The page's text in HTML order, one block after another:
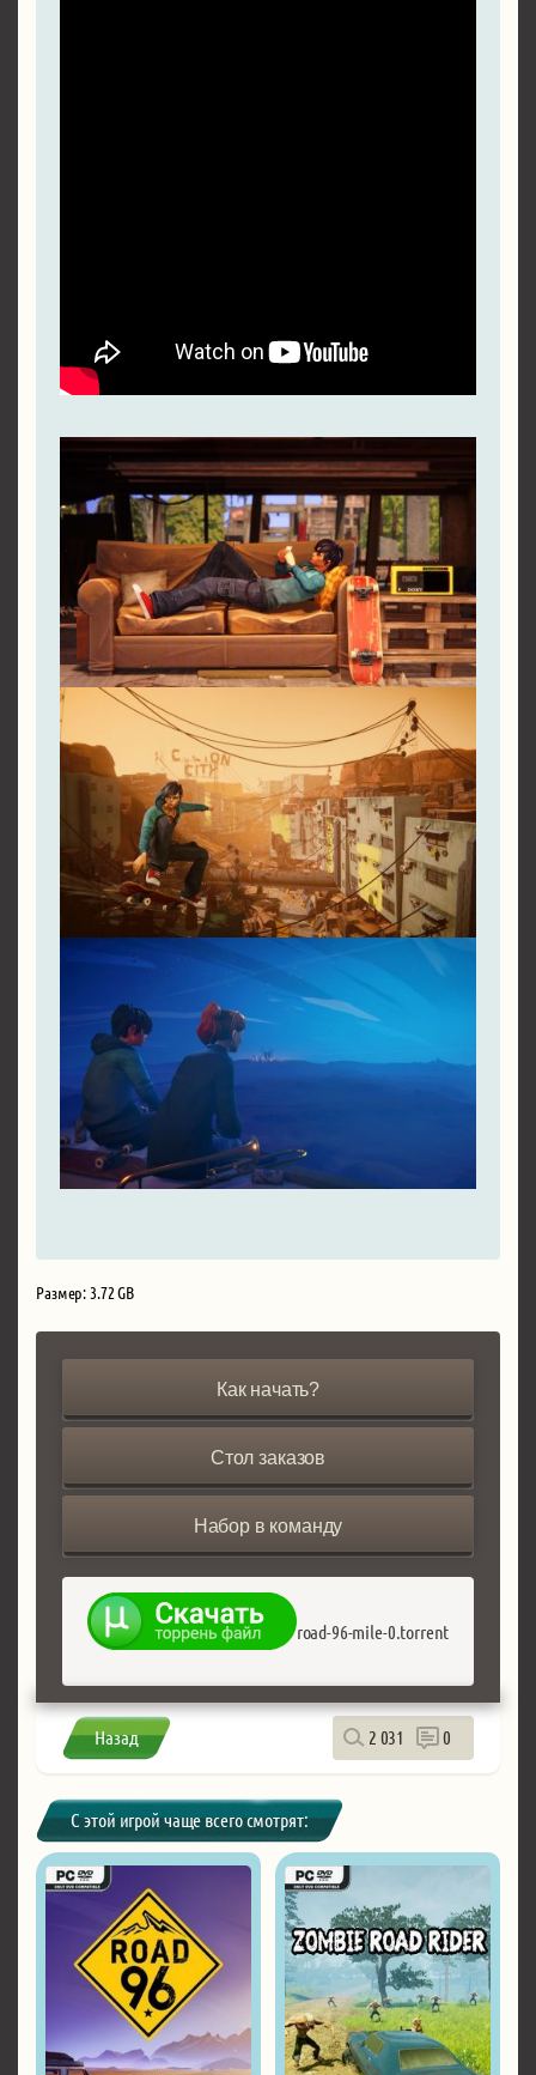
Размер: 3.72 GB
Как начать?
Стол заказов
Набор в команду
road-96-mile-0.torrent
Назад 2 031 0
С этой игрой чаще всего смотрят: